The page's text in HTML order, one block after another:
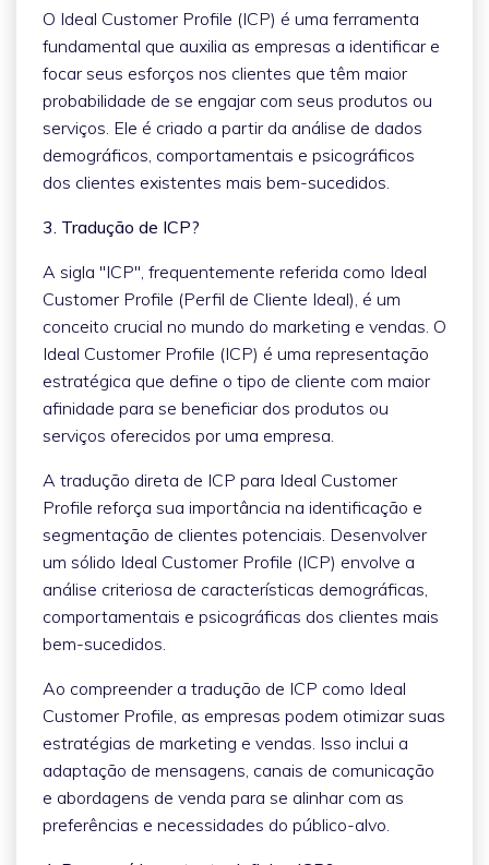
O Ideal Customer Profile (ICP) é uma ferramenta
fundamental que auxilia as empresas a identificar e
focar seus esforços nos clientes que têm maior
probabilidade de se engajar com seus produtos ou
serviços. Ele é criado a partir da análise de dados
demográficos, comportamentais e psicográficos
dos clientes existentes mais bem-sucedidos.
3. Tradução de ICP?
A sigla "ICP", frequentemente referida como Ideal
Customer Profile (Perfil de Cliente Ideal), é um
conceito crucial no mundo do marketing e vendas. O
Ideal Customer Profile (ICP) é uma representação
estratégica que define o tipo de cliente com maior
afinidade para se beneficiar dos produtos ou
serviços oferecidos por uma empresa.
A tradução direta de ICP para Ideal Customer
Profile reforça sua importância na identificação e
segmentação de clientes potenciais. Desenvolver
um sólido Ideal Customer Profile (ICP) envolve a
análise criteriosa de características demográficas,
comportamentais e psicográficas dos clientes mais
bem-sucedidos.
Ao compreender a tradução de ICP como Ideal
Customer Profile, as empresas podem otimizar suas
estratégias de marketing e vendas. Isso inclui a
adaptação de mensagens, canais de comunicação
e abordagens de venda para se alinhar com as
preferências e necessidades do público-alvo.